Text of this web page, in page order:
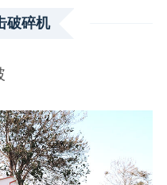
破碎机